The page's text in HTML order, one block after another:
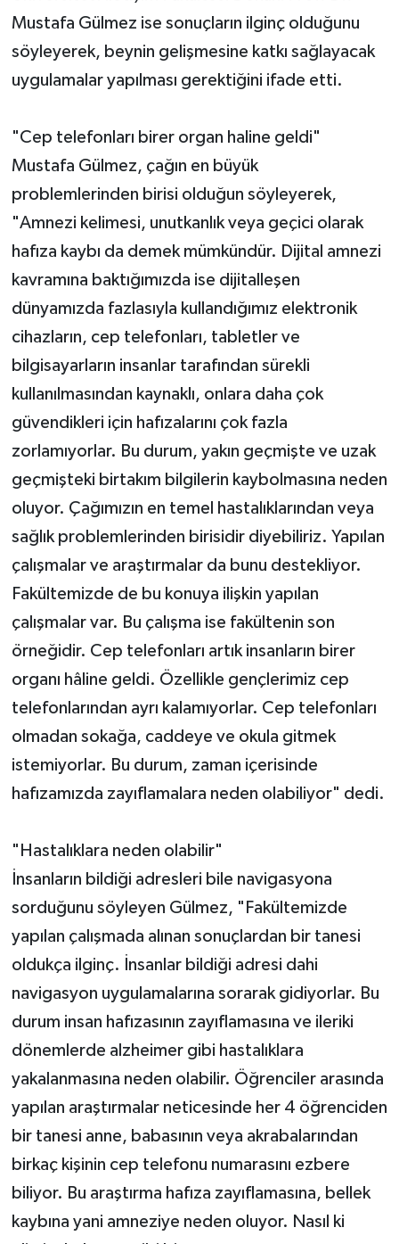
Mustafa Gülmez ise sonuçların ilginç olduğunu
söyleyerek, beynin gelişmesine katkı sağlayacak
uygulamalar yapılması gerektiğini ifade etti.
"Cep telefonları birer organ haline geldi"
Mustafa Gülmez, çağın en büyük
problemlerinden birisi olduğun söyleyerek,
"Amnezi kelimesi, unutkanlık veya geçici olarak
hafıza kaybı da demek mümkündür. Dijital amnezi
kavramına baktığımızda ise dijitalleşen
dünyamızda fazlasıyla kullandığımız elektronik
cihazların, cep telefonları, tabletler ve
bilgisayarların insanlar tarafından sürekli
kullanılmasından kaynaklı, onlara daha çok
güvendikleri için hafızalarını çok fazla
zorlamıyorlar. Bu durum, yakın geçmişte ve uzak
geçmişteki birtakım bilgilerin kaybolmasına neden
oluyor. Çağımızın en temel hastalıklarından veya
sağlık problemlerinden birisidir diyebiliriz. Yapılan
çalışmalar ve araştırmalar da bunu destekliyor.
Fakültemizde de bu konuya ilişkin yapılan
çalışmalar var. Bu çalışma ise fakültenin son
örneğidir. Cep telefonları artık insanların birer
organı hâline geldi. Özellikle gençlerimiz cep
telefonlarından ayrı kalamıyorlar. Cep telefonları
olmadan sokağa, caddeye ve okula gitmek
istemiyorlar. Bu durum, zaman içerisinde
hafızamızda zayıflamalara neden olabiliyor" dedi.
"Hastalıklara neden olabilir"
İnsanların bildiği adresleri bile navigasyona
sorduğunu söyleyen Gülmez, "Fakültemizde
yapılan çalışmada alınan sonuçlardan bir tanesi
oldukça ilginç. İnsanlar bildiği adresi dahi
navigasyon uygulamalarına sorarak gidiyorlar. Bu
durum insan hafızasının zayıflamasına ve ileriki
dönemlerde alzheimer gibi hastalıklara
yakalanmasına neden olabilir. Öğrenciler arasında
yapılan araştırmalar neticesinde her 4 öğrenciden
bir tanesi anne, babasının veya akrabalarından
birkaç kişinin cep telefonu numarasını ezbere
biliyor. Bu araştırma hafıza zayıflamasına, bellek
kaybına yani amneziye neden oluyor. Nasıl ki